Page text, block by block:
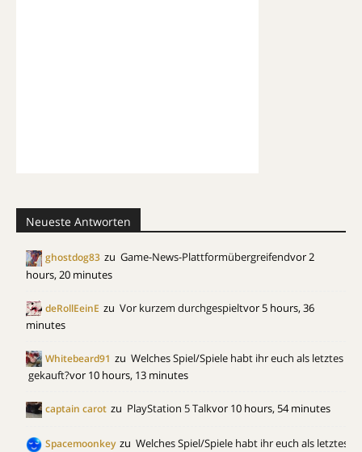
Neueste Antworten
ghostdog83 zu Game-News-Plattformübergreifendvor 2
hours, 20 minutes
deRollEeinE zu Vor kurzem durchgespieltvor 5 hours, 36
minutes
Whitebeard91 zu Welches Spiel/Spiele habt ihr euch als letztes
gekauft?vor 10 hours, 13 minutes
captain carot zu PlayStation 5 Talkvor 10 hours, 54 minutes
Spacemoonkey zu Welches Spiel/Spiele habt ihr euch als letztes